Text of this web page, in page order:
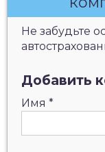
Не забудьте
Добавить
Имя *